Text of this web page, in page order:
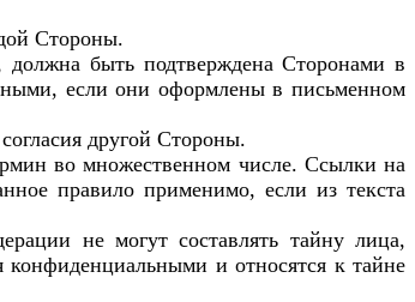
Стороны.
должна быть подтверждена Сторонами в
если они оформлены в письменном
другой Стороны.
во множественном числе. Ссылки на
правило применимо, если из текста
не могут составлять тайну лица,
конфиденциальными и относятся к тайне